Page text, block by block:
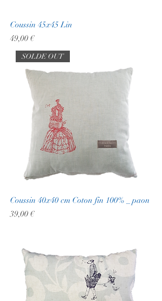
Coussin 45x45 Lin
Prix
49,00 €
SOLDE OUT
Coussin 40x40 cm Coton fin 100% _ paon
Prix
39,00 €